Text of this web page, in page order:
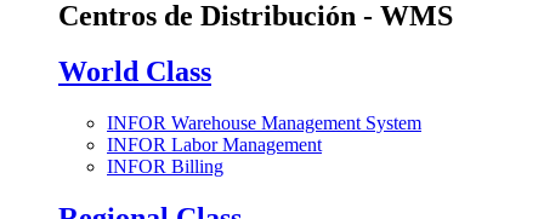
Centros de Distribución - WMS
World Class
INFOR Warehouse Management System
INFOR Labor Management
INFOR Billing